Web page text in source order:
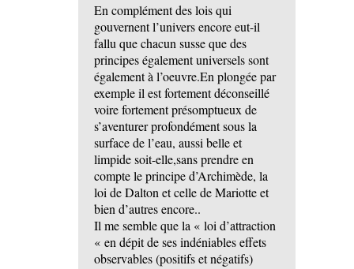
En complément des lois qui
gouvernent l’univers encore eut-il
fallu que chacun susse que des
principes également universels sont
également à l’oeuvre.En plongée par
exemple il est fortement déconseillé
voire fortement présomptueux de
s’aventurer profondément sous la
surface de l’eau, aussi belle et
limpide soit-elle,sans prendre en
compte le principe d’Archimède, la
loi de Dalton et celle de Mariotte et
bien d’autres encore..
Il me semble que la « loi d’attraction
« en dépit de ses indéniables effets
observables (positifs et négatifs)